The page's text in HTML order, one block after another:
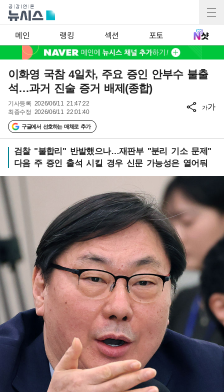
메인 랭킹 섹션 포토
이화영 국참 4일차, 주요 증인 안부수 불출
석…과거 진술 증거 배제(종합)
기사등록 2026/06/11 21:47:22
최종수정 2026/06/11 22:01:40
구글에서 선호하는 매체로 추가
가가
검찰 "불합리" 반발했으나…재판부 "분리 기소 문제"
다음 주 증인 출석 시킬 경우 신문 가능성은 열어둬